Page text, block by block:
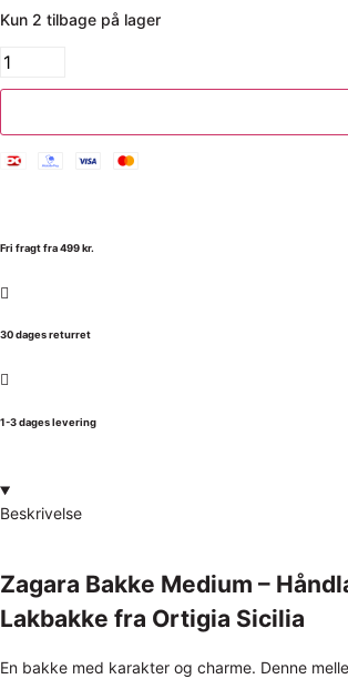
Kun 2 tilbage på lager
Fri fragt fra 499 kr.
30 dages returret
1-3 dages levering
Beskrivelse
Zagara Bakke Medium –
Lakbakke fra Ortigia Sicilia
En bakke med karakter og charme. Denne